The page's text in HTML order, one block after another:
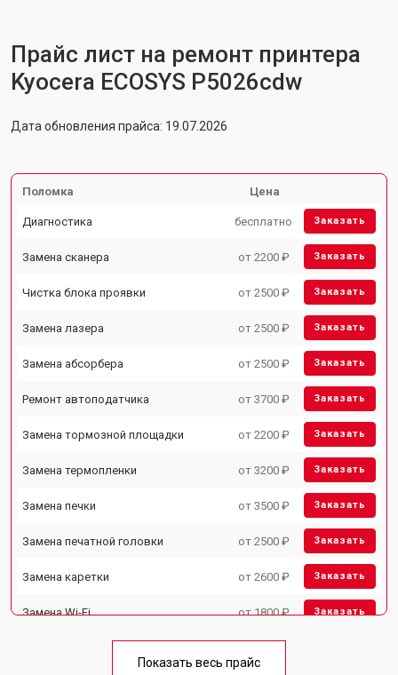
Прайс лист на ремонт принтера
Kyocera ECOSYS P5026cdw
Дата обновления прайса: 19.07.2026
Поломка Цена
Диагностика бесплатно Заказать
Замена сканера от 2200 ₽ Заказать
Чистка блока проявки от 2500 ₽ Заказать
Замена лазера от 2500 ₽ Заказать
Замена абсорбера от 2500 ₽ Заказать
Ремонт автоподатчика от 3700 ₽ Заказать
Замена тормозной площадки от 2200 ₽ Заказать
Замена термопленки от 3200 ₽ Заказать
Замена печки от 3500 ₽ Заказать
Замена печатной головки от 2500 ₽ Заказать
Замена каретки от 2600 ₽ Заказать
Замена Wi-Fi от 1800 ₽ Заказать
Показать весь прайс